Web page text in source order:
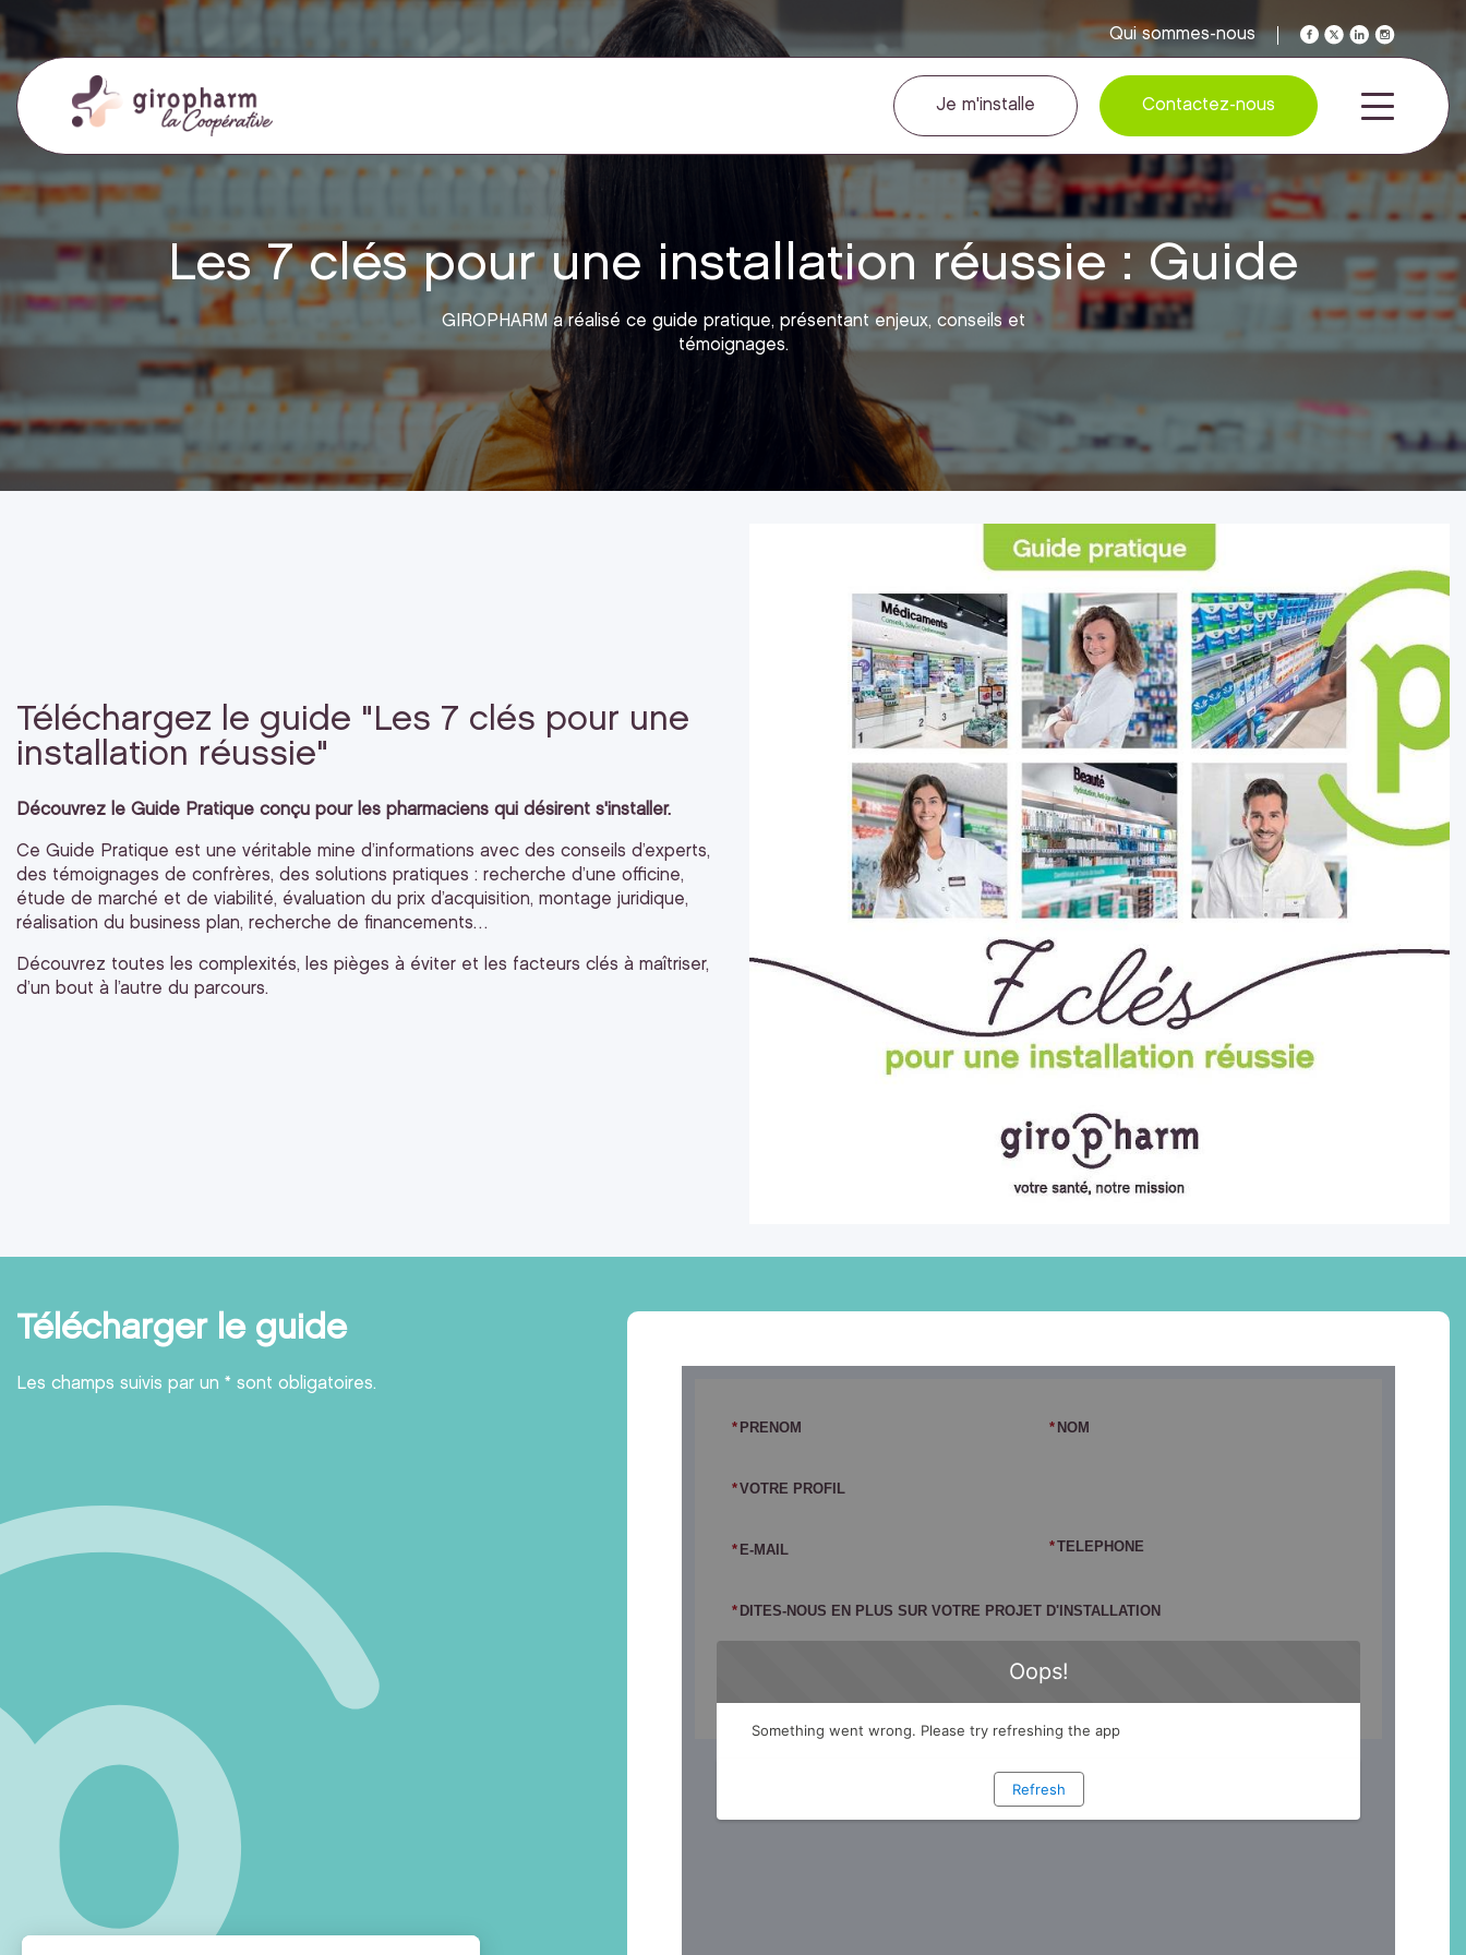
Qui sommes-nous
Je m'installe Contactez-nous
Les 7 clés pour une installation réussie : Guide
GIROPHARM a réalisé ce guide pratique, présentant enjeux, conseils et
témoignages.
Téléchargez le guide "Les 7 clés pour une
installation réussie"
Découvrez le Guide Pratique conçu pour les pharmaciens qui désirent s'installer.
Ce Guide Pratique est une véritable mine d’informations avec des conseils d’experts,
des témoignages de confrères, des solutions pratiques : recherche d’une officine,
étude de marché et de viabilité, évaluation du prix d’acquisition, montage juridique,
réalisation du business plan, recherche de financements…
Découvrez toutes les complexités, les pièges à éviter et les facteurs clés à maîtriser,
d’un bout à l’autre du parcours.
Télécharger le guide
Les champs suivis par un * sont obligatoires.